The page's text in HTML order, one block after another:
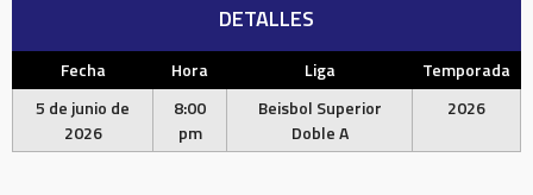
DETALLES
Fecha Hora Liga
Temporada
5 de junio de
2026
8:00
pm
Beisbol Superior
Doble A
2026